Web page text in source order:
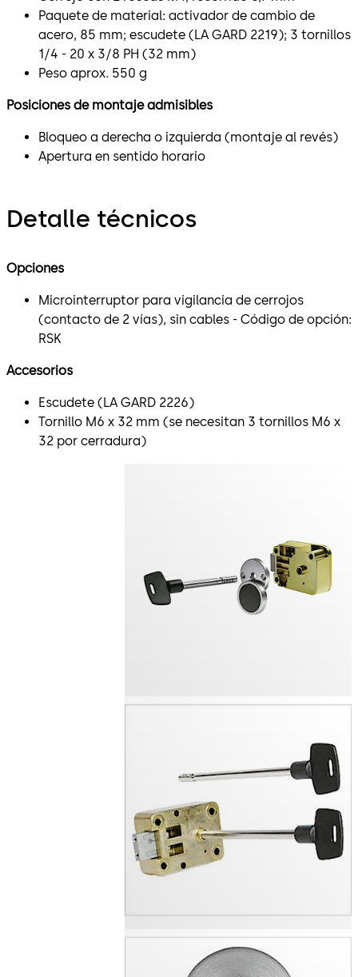
Paquete de material: activador de cambio de
acero, 85 mm; escudete (LA GARD 2219); 3 tornillos
1/4 - 20 x 3/8 PH (32 mm)
Peso aprox. 550 g
Posiciones de montaje admisibles
Bloqueo a derecha o izquierda (montaje al revés)
Apertura en sentido horario
Detalle técnicos
Opciones
Microinterruptor para vigilancia de cerrojos
(contacto de 2 vías), sin cables - Código de opción:
RSK
Accesorios
Escudete (LA GARD 2226)
Tornillo M6 x 32 mm (se necesitan 3 tornillos M6 x
32 por cerradura)